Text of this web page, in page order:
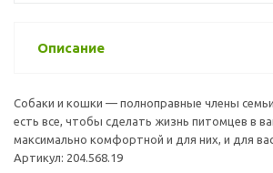
Описание
Собаки и кошки — полноправные члены
есть все, чтобы сделать жизнь питомцев в
максимально комфортной и для них, и для
Артикул: 204.568.19